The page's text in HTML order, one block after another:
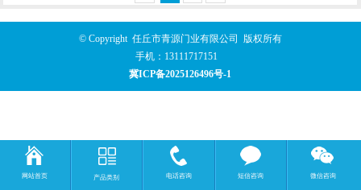
© Copyright 任丘市青源门业有限公司 版权所有
手机： 13111717151
冀ICP备2025126496号-1
网站首页 产品类别 电话咨询 短信咨询 微信咨询